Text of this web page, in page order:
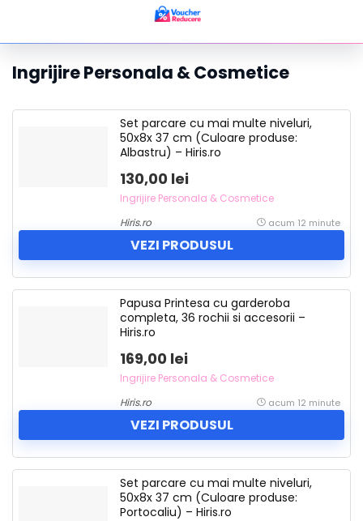
Ingrijire Personala & Cosmetice
Set parcare cu mai multe niveluri,
50x8x 37 cm (Culoare produse:
Albastru) – Hiris.ro
130,00 lei
Ingrijire Personala & Cosmetice
Hiris.ro
acum 12 minute
VEZI PRODUSUL
Papusa Printesa cu garderoba
completa, 36 rochii si accesorii –
Hiris.ro
169,00 lei
Ingrijire Personala & Cosmetice
Hiris.ro
acum 12 minute
VEZI PRODUSUL
Set parcare cu mai multe niveluri,
50x8x 37 cm (Culoare produse:
Portocaliu) – Hiris.ro